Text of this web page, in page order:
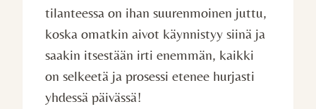
tilanteessa on ihan suurenmoinen juttu,
koska omatkin aivot käynnistyy siinä ja
saakin itsestään irti enemmän, kaikki
on selkeetä ja prosessi etenee hurjasti
yhdessä päivässä!